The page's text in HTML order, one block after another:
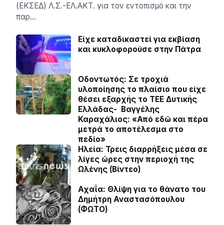
(ΕΚΣΕΔ) Λ.Σ.-ΕΛ.ΑΚΤ. για τον εντοπισμό και την
παρ…
Είχε καταδικαστεί για εκβίαση
και κυκλοφορούσε στην Πάτρα
Οδοντωτός: Σε τροχιά
υλοποίησης το πλαίσιο που είχε
θέσει εξαρχής το ΤΕΕ Δυτικής
Ελλάδας- Βαγγέλης
Καραχάλιος: «Από εδώ και πέρα
μετρά το αποτέλεσμα στο
πεδίο»
Ηλεία: Τρεις διαρρήξεις μέσα σε
λίγες ώρες στην περιοχή της
Ωλένης (Βίντεο)
Αχαΐα: Θλίψη για το θάνατο του
Δημήτρη Αναστασόπουλου
(ΦΩΤΟ)